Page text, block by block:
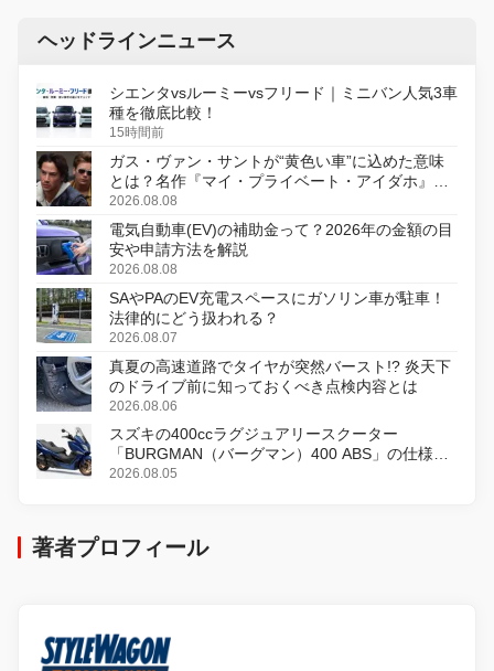
ヘッドラインニュース
シエンタvsルーミーvsフリード｜ミニバン人気3車
種を徹底比較！
15時間前
ガス・ヴァン・サントが“黄色い車”に込めた意味
とは？名作『マイ・プライベート・アイダホ』が
初のデジタルリマスター版で復活
2026.08.08
電気自動車(EV)の補助金って？2026年の金額の目
安や申請方法を解説
2026.08.08
SAやPAのEV充電スペースにガソリン車が駐車！
法律的にどう扱われる？
2026.08.07
真夏の高速道路でタイヤが突然バースト!? 炎天下
のドライブ前に知っておくべき点検内容とは
2026.08.06
スズキの400ccラグジュアリースクーター
「BURGMAN（バーグマン）400 ABS」の仕様を
変更し、8月18日に発売
2026.08.05
著者プロフィール